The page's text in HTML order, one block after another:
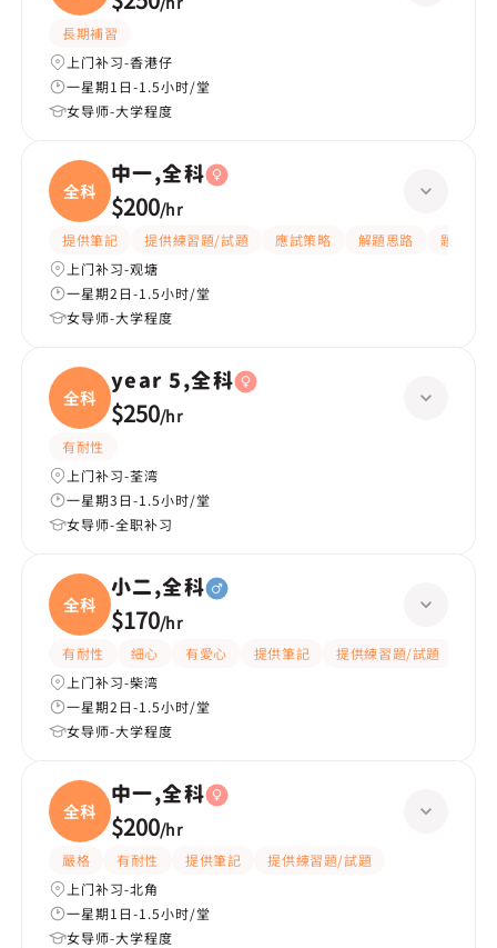
長期補習
上门补习-香港仔
一星期1日-1.5小时/堂
女导师-大学程度
全科
中一,全科
$200/hr
提供筆記 提供練習題/試題 應試策略 解題思路
題目講解
上门补习-观塘
一星期2日-1.5小时/堂
女导师-大学程度
全科
year 5,全科
$250/hr
有耐性
上门补习-荃湾
一星期3日-1.5小时/堂
女导师-全职补习
全科
小二,全科
$170/hr
有耐性 細心 有愛心 提供筆記 提供練習題/試題
上门补习-柴湾
一星期2日-1.5小时/堂
女导师-大学程度
全科
中一,全科
$200/hr
嚴格 有耐性 提供筆記
提供練習題/試題
上门补习-北角
一星期1日-1.5小时/堂
女导师-大学程度